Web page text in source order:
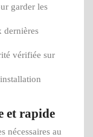
garder les
dernières
vérifiée sur
et rapide
nécessaires au